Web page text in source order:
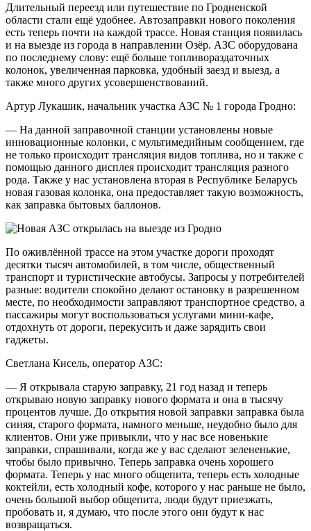
Длительный переезд или путешествие по Гродненской
области стали ещё удобнее. Автозаправки нового поколения
есть теперь почти на каждой трассе. Новая станция появилась
и на выезде из города в направлении Озёр. АЗС оборудована
по последнему слову: ещё больше топливораздаточных
колонок, увеличенная парковка, удобный заезд и выезд, а
также много других усовершенствований.
Артур Лукашик, начальник участка АЗС № 1 города Гродно:
— На данной заправочной станции установлены новые
инновационные колонки, с мультимедийным сообщением, где
не только происходит трансляция видов топлива, но и также с
помощью данного дисплея происходит трансляция разного
рода. Также у нас установлена вторая в Республике Беларусь
новая газовая колонка, она предоставляет такую возможность,
как заправка бытовых баллонов.
По оживлённой трассе на этом участке дороги проходят
десятки тысяч автомобилей, в том числе, общественный
транспорт и туристические автобусы. Запросы у потребителей
разные: водители спокойно делают остановку в разрешенном
месте, по необходимости заправляют транспортное средство, а
пассажиры могут воспользоваться услугами мини-кафе,
отдохнуть от дороги, перекусить и даже зарядить свои
гаджеты.
Светлана Кисель, оператор АЗС:
— Я открывала старую заправку, 21 год назад и теперь
открываю новую заправку нового формата и она в тысячу
процентов лучше. До открытия новой заправки заправка была
синяя, старого формата, намного меньше, неудобно было для
клиентов. Они уже привыкли, что у нас все новенькие
заправки, спрашивали, когда же у вас сделают зелененькие,
чтобы было привычно. Теперь заправка очень хорошего
формата. Теперь у нас много общепита, теперь есть холодные
коктейли, есть холодный кофе, которого у нас раньше не было,
очень большой выбор общепита, люди будут приезжать,
пробовать и, я думаю, что после этого они будут к нас
возвращаться.